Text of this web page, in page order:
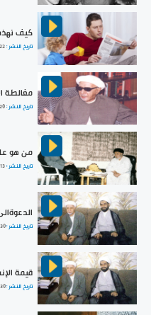
كيف
تاريخ النشر :
مغالطة
تاريخ النشر :
من هو
تاريخ النشر :
تاريخ النشر :
قيمة
تاريخ النشر :